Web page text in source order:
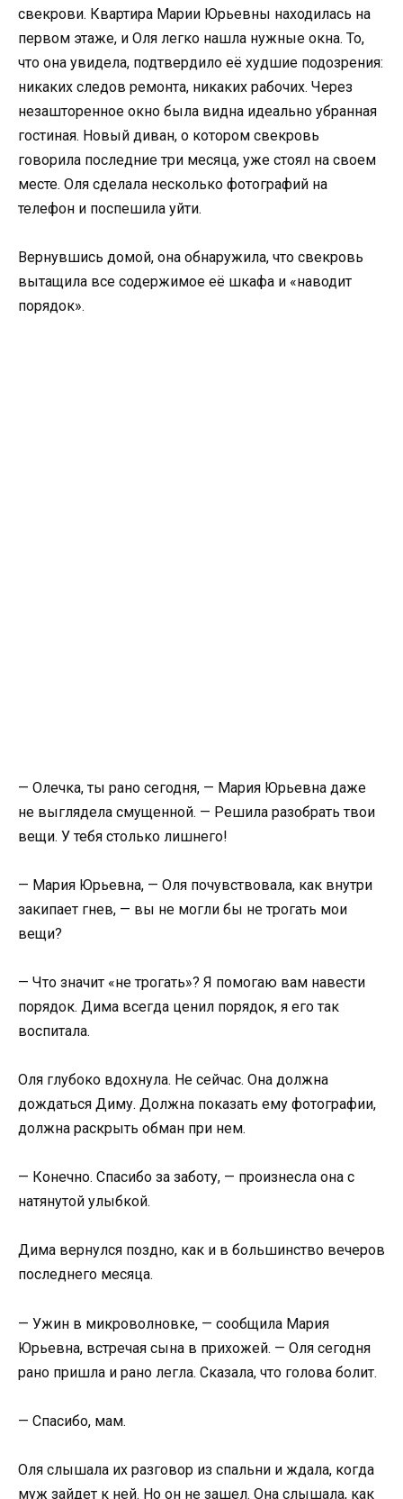
свекрови. Квартира Марии Юрьевны находилась на
первом этаже, и Оля легко нашла нужные окна. То,
что она увидела, подтвердило её худшие подозрения:
никаких следов ремонта, никаких рабочих. Через
незашторенное окно была видна идеально убранная
гостиная. Новый диван, о котором свекровь
говорила последние три месяца, уже стоял на своем
месте. Оля сделала несколько фотографий на
телефон и поспешила уйти.
Вернувшись домой, она обнаружила, что свекровь
вытащила все содержимое её шкафа и «наводит
порядок».
— Олечка, ты рано сегодня, — Мария Юрьевна даже
не выглядела смущенной. — Решила разобрать твои
вещи. У тебя столько лишнего!
— Мария Юрьевна, — Оля почувствовала, как внутри
закипает гнев, — вы не могли бы не трогать мои
вещи?
— Что значит «не трогать»? Я помогаю вам навести
порядок. Дима всегда ценил порядок, я его так
воспитала.
Оля глубоко вдохнула. Не сейчас. Она должна
дождаться Диму. Должна показать ему фотографии,
должна раскрыть обман при нем.
— Конечно. Спасибо за заботу, — произнесла она с
натянутой улыбкой.
Дима вернулся поздно, как и в большинство вечеров
последнего месяца.
— Ужин в микроволновке, — сообщила Мария
Юрьевна, встречая сына в прихожей. — Оля сегодня
рано пришла и рано легла. Сказала, что голова болит.
— Спасибо, мам.
Оля слышала их разговор из спальни и ждала, когда
муж зайдет к ней. Но он не зашел. Она слышала, как